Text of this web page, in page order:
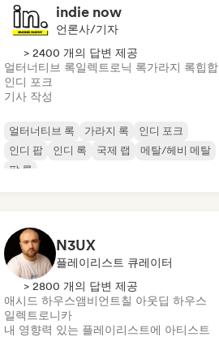
indie now
언론사/기자
> 2400 개의 답변 제공
얼터너티브 록일렉트로닉 록가라지 록힙합
인디 포크
기사 작성
얼터너티브 록 가라지 록
인디 포크
인디 팝
인디 록 국제 랩
메탈/헤비 메탈
팝 록
N3UX
플레이리스트 큐레이터
> 2800 개의 답변 제공
애시드 하우스앰비언트칠 아웃딥 하우스
일렉트로니카
내 영향력 있는 플레이리스트에 아티스트